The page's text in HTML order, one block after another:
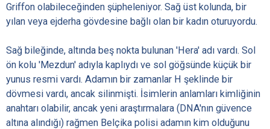
Griffon olabileceğinden şüpheleniyor. Sağ üst kolunda, bir
yılan veya ejderha gövdesine bağlı olan bir kadın oturuyordu.
Sağ bileğinde, altında beş nokta bulunan 'Hera' adı vardı. Sol
ön kolu 'Mezdun' adıyla kaplıydı ve sol göğsünde küçük bir
yunus resmi vardı. Adamın bir zamanlar H şeklinde bir
dövmesi vardı, ancak silinmişti. İsimlerin anlamları kimliğinin
anahtarı olabilir, ancak yeni araştırmalara (DNA'nın güvence
altına alındığı) rağmen Belçika polisi adamın kim olduğunu